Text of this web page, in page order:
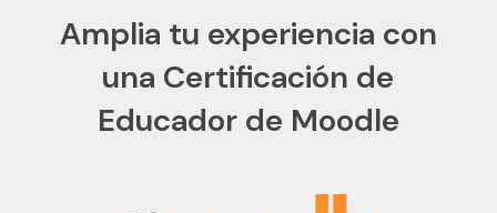
Amplia tu experiencia con
una Certificación de
Educador de Moodle